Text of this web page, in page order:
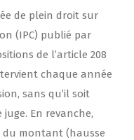
de plein droit sur
(IPC) publié par
de l’article 208
chaque année
sans qu’il soit
En revanche,
montant (hausse